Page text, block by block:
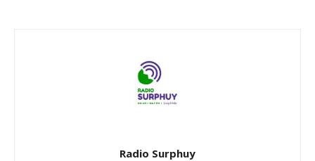
Radio Surphuy